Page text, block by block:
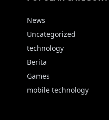
News
Uncategorized
technology
Berita
Games
mobile technology